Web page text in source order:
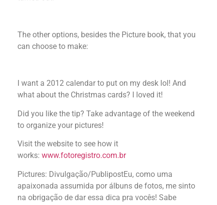
The other options, besides the Picture book, that you
can choose to make:
I want a 2012 calendar to put on my desk lol! And
what about the Christmas cards? I loved it!
Did you like the tip? Take advantage of the weekend
to organize your pictures!
Visit the website to see how it
works: www.fotoregistro.com.br
Pictures: Divulgação/PublipostEu, como uma
apaixonada assumida por álbuns de fotos, me sinto
na obrigação de dar essa dica pra vocês! Sabe